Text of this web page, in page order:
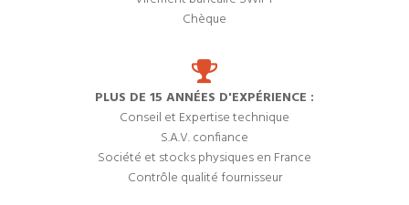
Chèque
PLUS DE 15 ANNÉES D'EXPÉRIENCE :
Conseil et Expertise technique
S.A.V. confiance
Société et stocks physiques en France
Contrôle qualité fournisseur